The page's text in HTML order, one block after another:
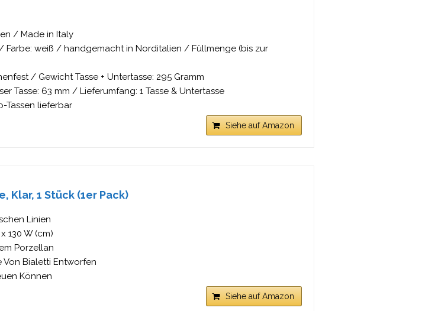
/ Made in Italy
Farbe: weiß / handgemacht in Norditalien / Füllmenge (bis zur
/ Gewicht Tasse + Untertasse: 295 Gramm
Tasse: 63 mm / Lieferumfang: 1 Tasse & Untertasse
Tassen lieferbar
Siehe auf Amazon
Klar, 1 Stück (1er Pack)
Linien
130 W (cm)
Porzellan
Von Bialetti Entworfen
Können
Siehe auf Amazon